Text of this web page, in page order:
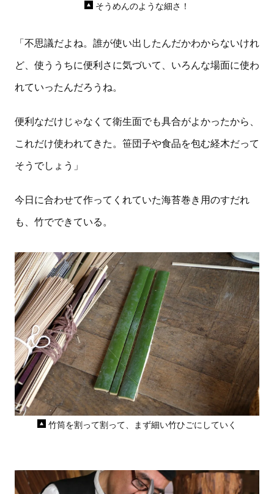
そうめんのような細さ！
「不思議だよね。誰が使い出したんだかわからないけれ
ど、使ううちに便利さに気づいて、いろんな場面に使わ
れていったんだろうね。
便利なだけじゃなくて衛生面でも具合がよかったから、
これだけ使われてきた。笹団子や食品を包む経木だって
そうでしょう」
今日に合わせて作ってくれていた海苔巻き用のすだれ
も、竹でできている。
竹筒を割って割って、まず細い竹ひごにしていく